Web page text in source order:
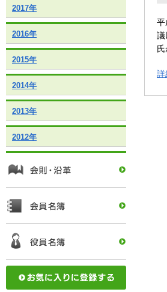
平
議
詳
2017年
2016年
2015年
2014年
2013年
2012年